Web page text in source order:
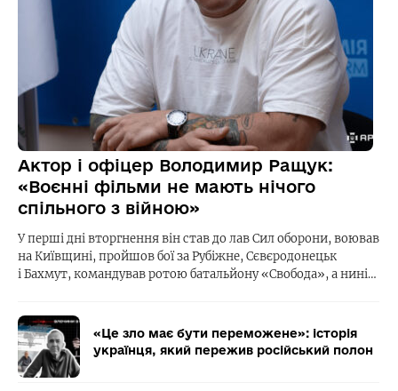
Актор і офіцер Володимир Ращук:
«Воєнні фільми не мають нічого
спільного з війною»
У перші дні вторгнення він став до лав Сил оборони, воював
на Київщині, пройшов бої за Рубіжне, Сєвєродонецьк
і Бахмут, командував ротою батальйону «Свобода», а нині…
«Це зло має бути переможене»: історія
українця, який пережив російський полон